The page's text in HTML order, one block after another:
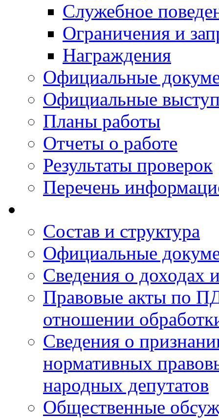
Служебное
Ограничения и
Награждения
Официальные
Официальные
Планы работы
Отчеты о работе
Результаты проверок
Перечень
Состав и структура
Официальные
Сведения о доходах
Правовые акты по
отношении
Сведения о
нормативных
народных депутатов
Общественные